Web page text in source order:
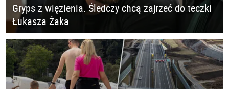
Gryps z więzienia. Śledczy chcą zajrzeć do teczki
Łukasza Żaka